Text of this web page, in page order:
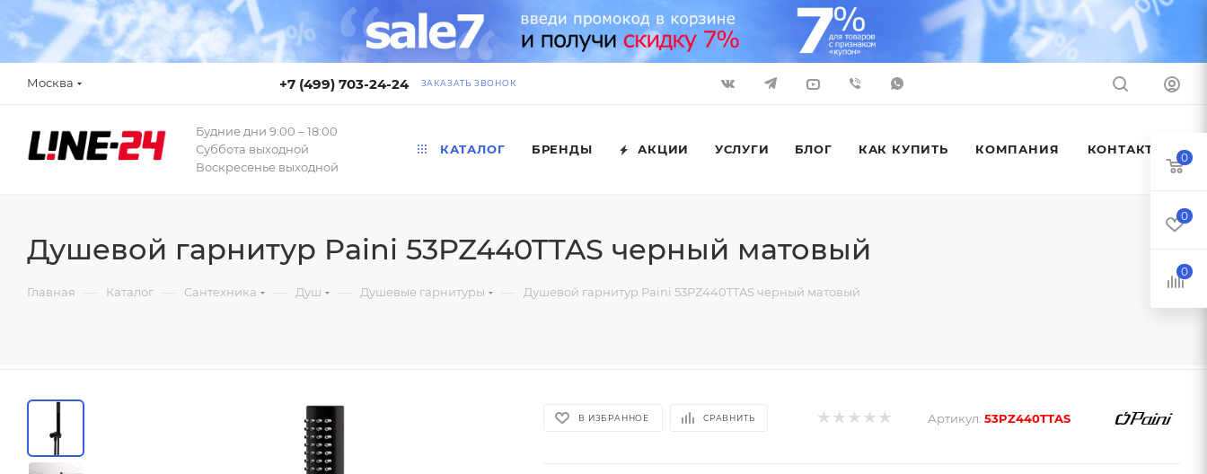
Москва +7 (499) 703-24-24 ЗАКАЗАТЬ ЗВОНОК
Будние дни 9:00 – 18:00
Суббота выходной
Воскресенье выходной
КАТАЛОГ БРЕНДЫ АКЦИИ УСЛУГИ БЛОГ КАК КУПИТЬ КОМПАНИЯ КОНТАКТЫ
Душевой гарнитур Paini 53PZ440TTAS черный матовый
Главная — Каталог — Сантехника — Душ — Душевые гарнитуры — Душевой гарнитур Paini 53PZ440TTAS черный матовый
В ИЗБРАННОЕ СРАВНИТЬ Артикул: 53PZ440TTAS
0
0
0